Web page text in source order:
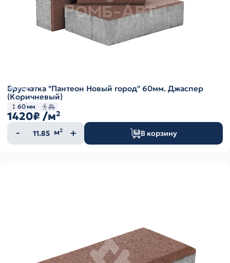
Брусчатка "Пантеон Новый город" 60мм. Джаспер
(Коричневый)
60 мм
1420₽ /м²
Количество
товара
м² В корзину